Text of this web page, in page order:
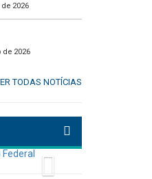
2026
2026
TODAS NOTÍCIAS